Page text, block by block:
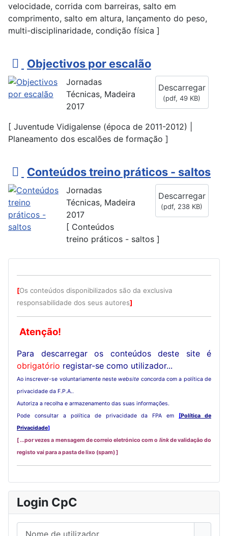
[Os conteúdos disponibilizados são da exclusiva
responsabilidade dos seus autores]
Atenção!
Para descarregar os conteúdos deste site é
obrigatório registar-se como utilizador...
Ao inscrever-se voluntariamente neste website concorda com a política de
privacidade da F.P.A..
Autoriza a recolha e armazenamento das suas informações.
Pode consultar a política de privacidade da FPA em
[Política de
Privacidade]
[ ...por vezes a mensagem de correio eletrónico com o linkde validação do
registo vai para a pasta de lixo (spam) ]
Login CpC
velocidade, corrida com barreiras, salto em
comprimento, salto em altura, lançamento do peso,
multi-disciplinaridade, condição física ]
p
d
f
Objectivos por escalão
Descarregar
(pdf, 49 KB)
Jornadas
Técnicas, Madeira
2017
[ Juventude Vidigalense (época de 2011-2012) |
Planeamento dos escalões de formação ]
p
d
f
Conteúdos treino práticos - saltos
Descarregar
(pdf, 238 KB)
Jornadas
Técnicas, Madeira
2017
[ Conteúdos
treino práticos - saltos ]